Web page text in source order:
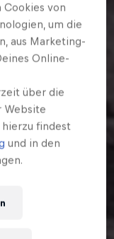
Cookies von
um die
aus Marketing-
Online-
über die
Website
findest
und in den